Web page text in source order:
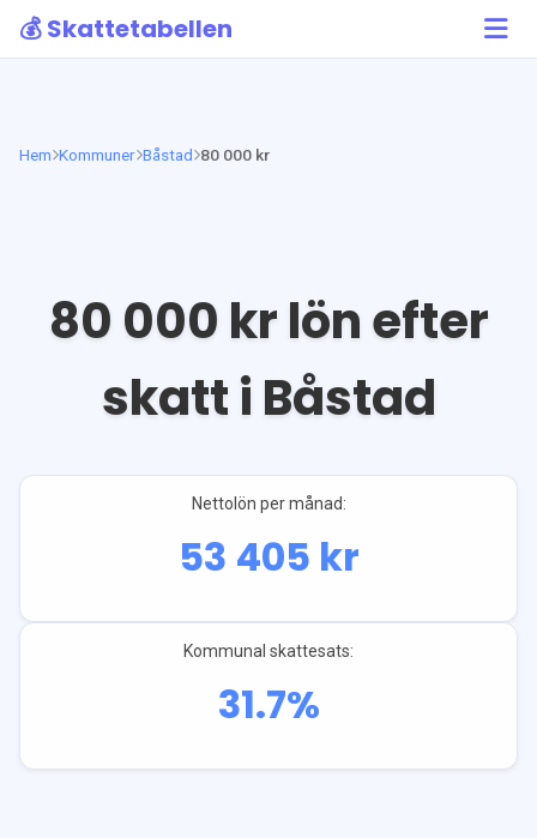
💰 Skattetabellen
Hem Kommuner Båstad 80 000 kr
80 000 kr lön efter
skatt i Båstad
Nettolön per månad:
53 405 kr
Kommunal skattesats:
31.7%